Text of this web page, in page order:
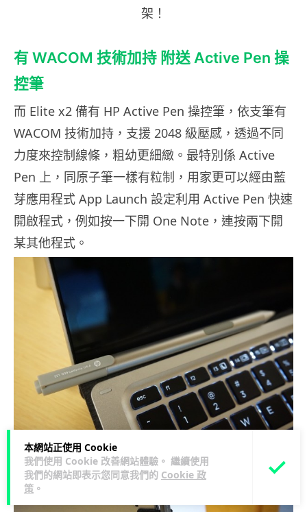
本網站正使用 Cookie
我們使用 Cookie 改善網站體驗。 繼續使用
我們的網站即表示您同意我們的 Cookie 政
策 。
架！
有 WACOM 技術加持 附送 Active Pen 操
控筆
而 Elite x2 備有 HP Active Pen 操控筆，依支筆有
WACOM 技術加持，支援 2048 級壓感，透過不同
力度來控制線條，粗幼更細緻。最特別係 Active
Pen 上，同原子筆一樣有粒制，用家更可以經由藍
芽應用程式 App Launch 設定利用 Active Pen 快速
開啟程式，例如按一下開 One Note，連按兩下開
某其他程式。